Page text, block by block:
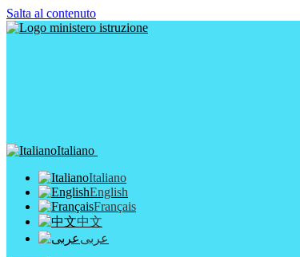
Salta al contenuto
Italiano
Italiano
English
Français
中文
عربى